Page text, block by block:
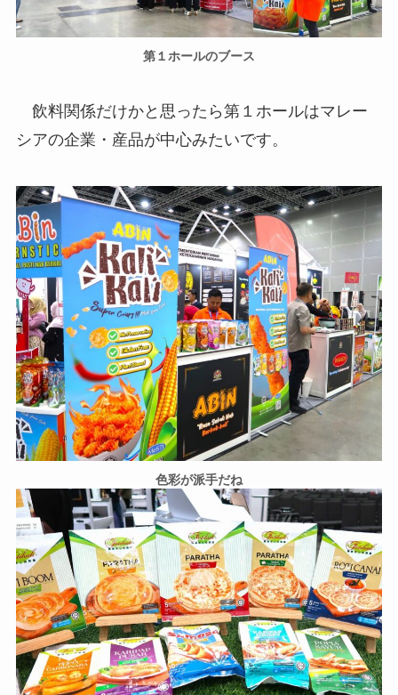
第１ホールのブース
飲料関係だけかと思ったら第１ホールはマレー
シアの企業・産品が中心みたいです。
色彩が派手だね